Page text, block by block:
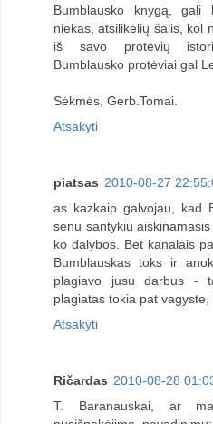
Bumblausko knygą,
niekas, atsilikėlių šalis, kol
iš savo protėvių
Bumblausko protėviai gal
Sėkmės, Gerb.Tomai.
Atsakyti
piatsas 2010-08-27
as kazkaip galvojau, kad
senu santykiu
ko dalybos. Bet kanalais
Bumblauskas toks ir
plagiavo jusu darbus -
plagiatas tokia pat vagyste,
Atsakyti
Ričardas 2010-08-28
T. Baranauskai, ar